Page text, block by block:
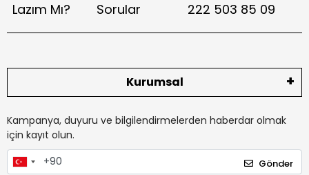
Lazım Mı?
Sorular
222 503 85 09
Kurumsal
Kampanya, duyuru ve bilgilendirmelerden haberdar olmak
için kayıt olun.
Gönder